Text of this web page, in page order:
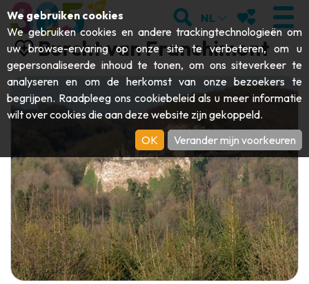
BEZOEKEN
Abdijen & religieuze monumenten
Kunst
Ambachten & knowhow
Kastelen, citadellen & belforten
Folklore & lokale geschiedenis
ONTDEKKEN
Grotten
Tuinen, parken & natuursites
Aquariums, dierenparken & -tuinen
BEWEGEN
Toeristische boten & cruises
Railbikes & toeristische treinen
Kajaks
EVENEMENTEN
DE LEUKSTE ACTIVITEITEN VOOR
DEZE ZOMER
ZOEKEN
NL MIJN
Burcht van Franchimont
We gebruiken cookies
We gebruiken cookies en andere trackingtechnologieën om
uw browse-ervaring op onze site te verbeteren, om u
gepersonaliseerde inhoud te tonen, om ons siteverkeer te
analyseren en om de herkomst van onze bezoekers te
begrijpen. Raadpleeg ons cookiebeleidals u meer informatie
wilt over cookies die aan deze website zijn gekoppeld.
OK
Verander mijn voorkeuren